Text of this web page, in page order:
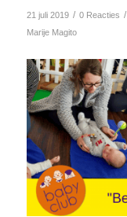
21 juli 2019 / 0 Reacties /
Marije Magito